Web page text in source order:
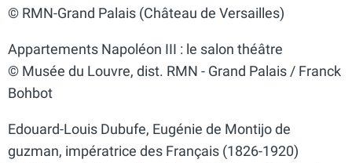
© RMN-Grand Palais (Château de Versailles)
Appartements Napoléon III : le salon théâtre
© Musée du Louvre, dist. RMN - Grand Palais / Franck
Bohbot
Edouard-Louis Dubufe, Eugénie de Montijo de
guzman, impératrice des Français (1826-1920)